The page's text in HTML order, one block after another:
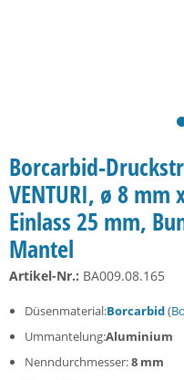
Borcarbid-
VENTURI, ø 8 mm
Einlass 25 mm,
Mantel
Artikel-Nr.: BA009.08.165
Düsenmaterial:Borcarbid(
Ummantelung:Aluminium
Nenndurchmesser:8 mm